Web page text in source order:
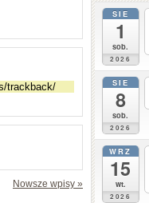
Nowsze wpisy »
SIE
1
sob.
2026
SIE
8
sob.
2026
WRZ
15
wt.
2026